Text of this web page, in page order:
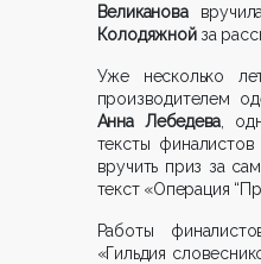
Великанова
Колодяжной за
Уже несколько
производителем
Анна Лебедева ,
тексты
вручить приз за
текст «Операция
Работы
«Гильдия